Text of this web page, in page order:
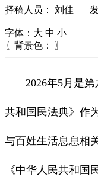
择稿人员： 刘佳 | 发
字体： 大 中 小
〖背景色： 〗
2026年5月是第
共和国民法典》作
与百姓生活息息相
《中华人民共和国